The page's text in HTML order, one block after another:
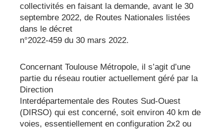
collectivités en faisant la demande, avant le 30
septembre 2022, de Routes Nationales listées
dans le décret
n°2022-459 du 30 mars 2022.
Concernant Toulouse Métropole, il s’agit d’une
partie du réseau routier actuellement géré par la
Direction
Interdépartementale des Routes Sud-Ouest
(DIRSO) qui est concerné, soit environ 40 km de
voies, essentiellement en configuration 2x2 ou